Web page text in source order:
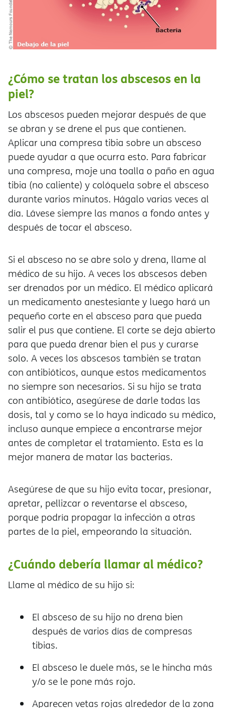
¿Cómo se tratan los abscesos en la
piel?
Los abscesos pueden mejorar después de que
se abran y se drene el pus que contienen.
Aplicar una compresa tibia sobre un absceso
puede ayudar a que ocurra esto. Para fabricar
una compresa, moje una toalla o paño en agua
tibia (no caliente) y colóquela sobre el absceso
durante varios minutos. Hágalo varias veces al
día. Lávese siempre las manos a fondo antes y
después de tocar el absceso.
Si el absceso no se abre solo y drena, llame al
médico de su hijo. A veces los abscesos deben
ser drenados por un médico. El médico aplicar
un medicamento anestesiante y luego hará un
pequeño corte en el absceso para que pueda
salir el pus que contiene. El corte se deja abierto
para que pueda drenar bien el pus y curarse
solo. A veces los abscesos también se tratan
con antibióticos, aunque estos medicamentos
no siempre son necesarios. Si su hijo se trata
con antibiótico, asegúrese de darle todas las
dosis, tal y como se lo haya indicado su médico,
incluso aunque empiece a encontrarse mejor
antes de completar el tratamiento. Esta es la
mejor manera de matar las bacterias.
Asegúrese de que su hijo evita tocar, presionar,
apretar, pellizcar o reventarse el absceso,
porque podría propagar la infección a otras
partes de la piel, empeorando la situación.
¿Cuándo debería llamar al médico?
Llame al médico de su hijo si:
El absceso de su hijo no drena bien
después de varios días de compresas
tibias.
El absceso le duele más, se le hincha más
y/o se le pone más rojo.
Aparecen vetas rojas alrededor de la zona